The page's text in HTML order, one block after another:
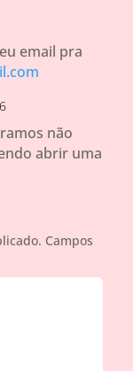
email pra
não
abrir uma
Campos